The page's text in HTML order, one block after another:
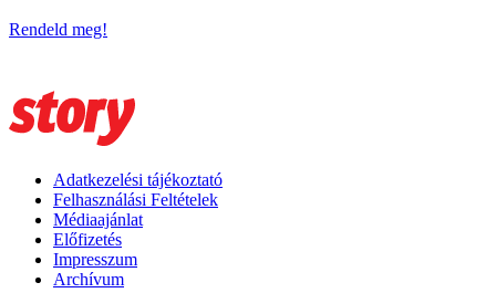
Rendeld meg!
Adatkezelési tájékoztató
Felhasználási Feltételek
Médiaajánlat
Előfizetés
Impresszum
Archívum